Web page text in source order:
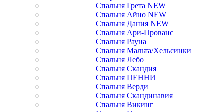
Спальня Грета NEW
Спальня Айно NEW
Спальня Дания NEW
Спальня Ари-Прованс
Спальня Рауна
Спальня Мальта/Хельсинки
Спальня Лебо
Спальня Скандия
Спальня ПЕННИ
Спальня Верди
Спальня Скандинавия
Спальня Викинг